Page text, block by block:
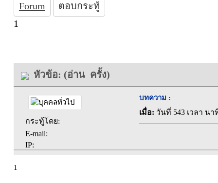
Forum
ตอบกระทู้
1
หัวข้อ: (อ่าน ครั้ง)
กระทู้โดย:
E-mail:
IP:
บทความ :
เมื่อ: วันที่ 543 เวลา นา
1